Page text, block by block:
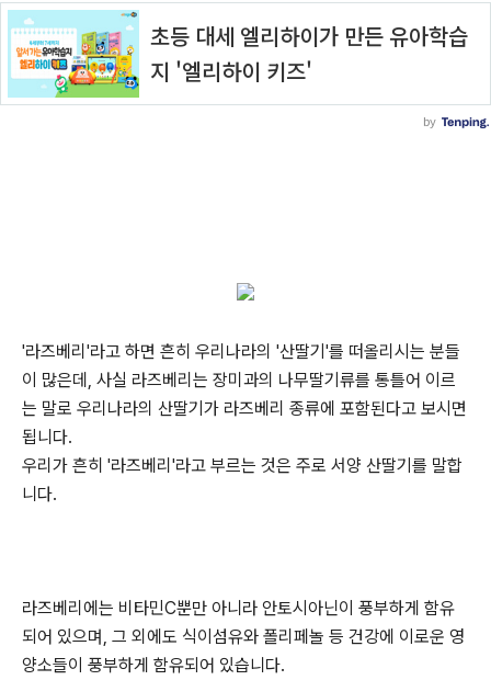
'라즈베리'라고 하면 흔히 우리나라의 '산딸기'를 떠올리시는 분들
이 많은데, 사실 라즈베리는 장미과의 나무딸기류를 통틀어 이르
는 말로 우리나라의 산딸기가 라즈베리 종류에 포함된다고 보시면
됩니다.
우리가 흔히 '라즈베리'라고 부르는 것은 주로 서양 산딸기를 말합
니다.
라즈베리에는 비타민C뿐만 아니라 안토시아닌이 풍부하게 함유
되어 있으며, 그 외에도 식이섬유와 폴리페놀 등 건강에 이로운 영
양소들이 풍부하게 함유되어 있습니다.